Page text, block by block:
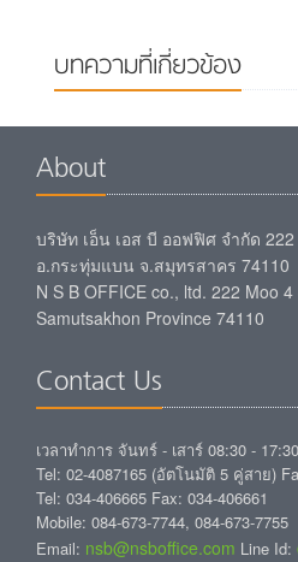
บทความที่เกี่ยวข้อง
About
บริษัท เอ็น เอส บี ออฟฟิศ จำกัด
อ.กระทุ่มแบน จ.สมุทรสาคร 74110
N S B OFFICE co., ltd. 222 Moo
Samutsakhon Province 74110
Contact Us
เวลาทำการ จันทร์ - เสาร์ 08:30 - 17:30
Tel: 02-4087165 (อัตโนมัติ 5 คู่สาย)
Tel: 034-406665 Fax: 034-406661
Mobile: 084-673-7744, 084-673-7755
Email: nsb@nsboffice.com Line Id: